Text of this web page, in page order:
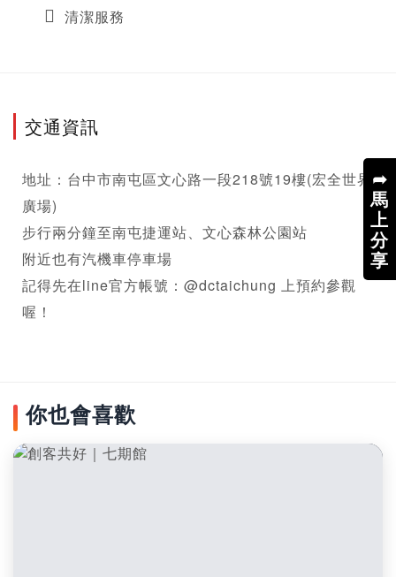
➦
馬
上
分
享
清潔服務
交通資訊
地址：台中市南屯區文心路一段218號19樓(宏全世界
廣場)
步行兩分鐘至南屯捷運站、文心森林公園站
附近也有汽機車停車場
記得先在line官方帳號：@dctaichung 上預約參觀
喔！
你也會喜歡